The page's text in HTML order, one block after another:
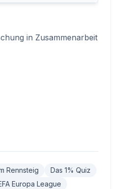
in Zusammenarbeit
Rennsteig
Das 1% Quiz
Europa League